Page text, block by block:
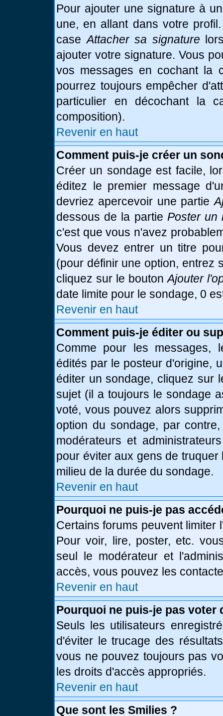
Pour ajouter une signature à
une, en allant dans votre
caseAttacher sa signature
ajouter votre signature. Vous
vos messages en cochant la
pourrez toujours empêcher
particulier en décochant la
composition).
Revenir en haut
Comment puis-je créer un
Créer un sondage est facile,
éditez le premier message
devriez apercevoir une partie
dessous de la partie Poster un
c'est que vous n'avez
Vous devez entrer un titre
(pour définir une option, entrez
cliquez sur le boutonAjouter
date limite pour le sondage, 0
Revenir en haut
Comment puis-je éditer ou
Comme pour les messages,
édités par le posteur d'origine,
éditer un sondage, cliquez sur
sujet (il a toujours le sondage
voté, vous pouvez alors
option du sondage, par
modérateurs et
pour éviter aux gens de
milieu de la durée du sondage.
Revenir en haut
Pourquoi ne puis-je pas
Certains forums peuvent
Pour voir, lire, poster, etc.
seul le modérateur et
accès, vous pouvez les
Revenir en haut
Pourquoi ne puis-je pas voter
Seuls les utilisateurs
d'éviter le trucage des
vous ne pouvez toujours pas
les droits d'accès appropriés.
Revenir en haut
Que sont les Smilies ?